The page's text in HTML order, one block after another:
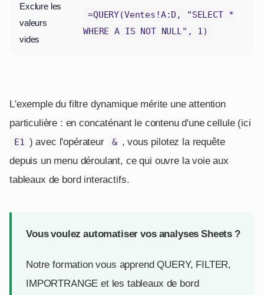
Exclure les
valeurs
vides
=QUERY(Ventes!A:D, "SELECT *
WHERE A IS NOT NULL", 1)
L'exemple du filtre dynamique mérite une attention
particulière : en concaténant le contenu d'une cellule (ici
E1 ) avec l'opérateur & , vous pilotez la requête
depuis un menu déroulant, ce qui ouvre la voie aux
tableaux de bord interactifs.
Vous voulez automatiser vos analyses Sheets ?
Notre formation vous apprend QUERY, FILTER,
IMPORTRANGE et les tableaux de bord